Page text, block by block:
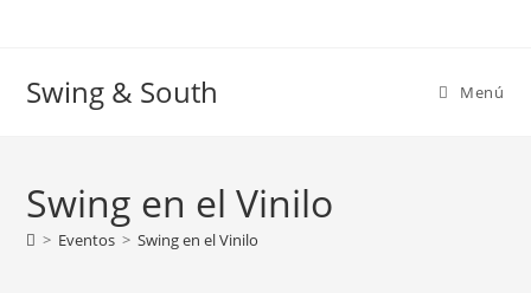
Swing & South Menú
Swing en el Vinilo
> Eventos > Swing en el Vinilo